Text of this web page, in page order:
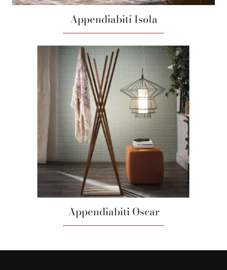
Appendiabiti Isola
Appendiabiti Oscar